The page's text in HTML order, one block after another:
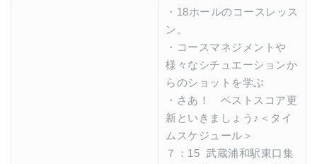
・18ホールのコースレッス
ン。
・コースマネジメントや
様々なシチュエーションか
らのショットを学ぶ
・さあ！ ベストスコア更
新といきましょう♪＜タイ
ムスケジュール＞
７：15 武蔵浦和駅東口集